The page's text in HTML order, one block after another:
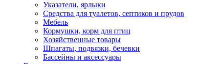
Указатели, ярлыки
Средства для туалетов, септиков и прудов
Мебель
Кормушки, корм для птиц
Хозяйственные товары
Шпагаты, подвязки, бечевки
Бассейны и аксессуары